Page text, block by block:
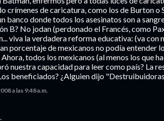
crímenes de caricatura, como los de Burton o
banco donde todos los asesinatos son a
B? No jodan (perdonado el Francés, como
viva la verdadera reforma educativa: (va con
porcentaje de mexicanos no podía entender
todos los mexicanos (al menos los que
nuestra capacidad para leer como país? La
beneficiados? ¿Alguien dijo
a las 9:48 a.m.